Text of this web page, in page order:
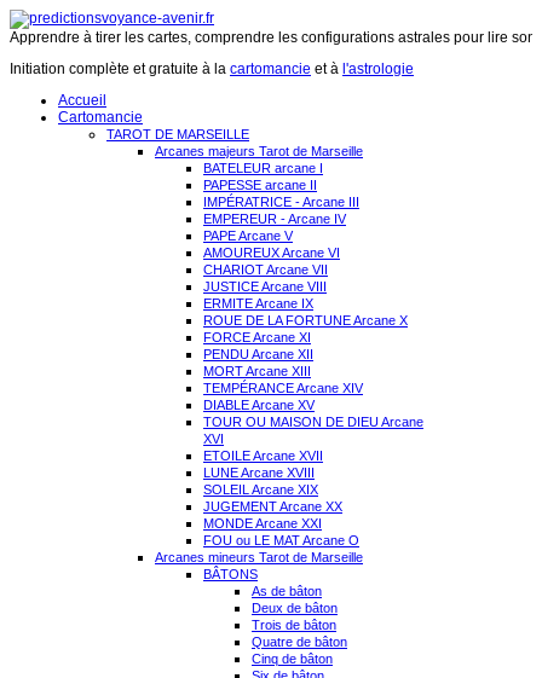
Apprendre à tirer les cartes, comprendre les configurations astrales pour lire
Initiation complète et gratuite à la cartomancie et à l'astrologie
Accueil
Cartomancie
TAROT DE MARSEILLE
Arcanes majeurs Tarot de Marseille
BATELEUR arcane I
PAPESSE arcane II
IMPÉRATRICE - Arcane III
EMPEREUR - Arcane IV
PAPE Arcane V
AMOUREUX Arcane VI
CHARIOT Arcane VII
JUSTICE Arcane VIII
ERMITE Arcane IX
ROUE DE LA FORTUNE Arcane X
FORCE Arcane XI
PENDU Arcane XII
MORT Arcane XIII
TEMPÉRANCE Arcane XIV
DIABLE Arcane XV
TOUR OU MAISON DE DIEU Arcane
XVI
ETOILE Arcane XVII
LUNE Arcane XVIII
SOLEIL Arcane XIX
JUGEMENT Arcane XX
MONDE Arcane XXI
FOU ou LE MAT Arcane O
Arcanes mineurs Tarot de Marseille
BÂTONS
As de bâton
Deux de bâton
Trois de bâton
Quatre de bâton
Cinq de bâton